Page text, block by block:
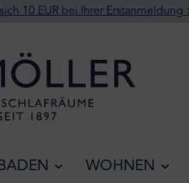
10 EUR bei Ihrer Erstanmeldung
BADEN WOHNEN